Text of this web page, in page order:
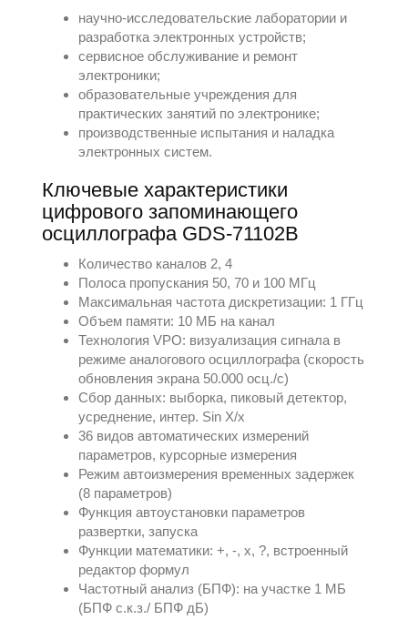
научно-исследовательские лаборатории и
разработка электронных устройств;
сервисное обслуживание и ремонт
электроники;
образовательные учреждения для
практических занятий по электронике;
производственные испытания и наладка
электронных систем.
Ключевые характеристики
цифрового запоминающего
осциллографа GDS-71102B
Количество каналов 2, 4
Полоса пропускания 50, 70 и 100 МГц
Максимальная частота дискретизации: 1 ГГц
Объем памяти: 10 МБ на канал
Технология VPO: визуализация сигнала в
режиме аналогового осциллографа (скорость
обновления экрана 50.000 осц./с)
Сбор данных: выборка, пиковый детектор,
усреднение, интер. Sin X/x
36 видов автоматических измерений
параметров, курсорные измерения
Режим автоизмерения временных задержек
(8 параметров)
Функция автоустановки параметров
развертки, запуска
Функции математики: +, -, x, ?, встроенный
редактор формул
Частотный анализ (БПФ): на участке 1 МБ
(БПФ с.к.з./ БПФ дБ)